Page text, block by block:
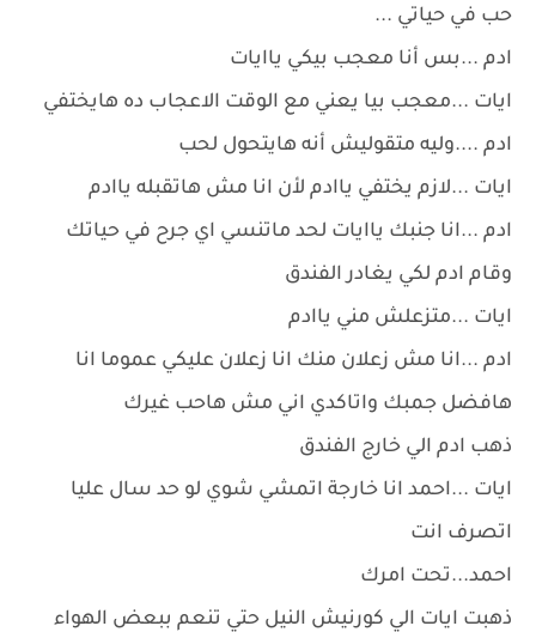
حب في حياتي ...
ادم ...بس أنا معجب بيكي ياايات
ايات ...معجب بيا يعني مع الوقت الاعجاب ده هايختفي
ادم ....وليه متقوليش أنه هايتحول لحب
ايات ...لازم يختفي ياادم لأن انا مش هاتقبله ياادم
ادم ...انا جنبك ياايات لحد ماتنسي اي جرح في حياتك
وقام ادم لكي يغادر الفندق
ايات ...متزعلش مني ياادم
ادم ...انا مش زعلان منك انا زعلان عليكي عموما انا
هافضل جمبك واتاكدي اني مش هاحب غيرك
ذهب ادم الي خارج الفندق
ايات ...احمد انا خارجة اتمشي شوي لو حد سال عليا
اتصرف انت
احمد...تحت امرك
ذهبت ايات الي كورنيش النيل حتي تنعم ببعض الهواء